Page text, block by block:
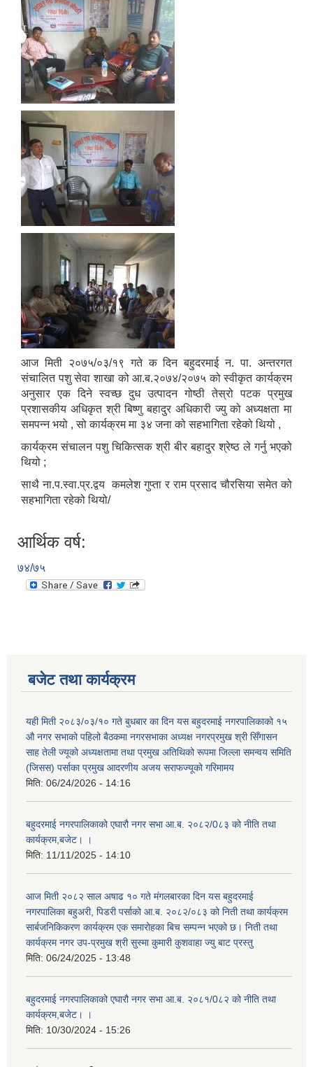
आज मिती २०७५/०३/१९ गते क दिन बहुदरमाई न. पा. अन्तरगत
संचालित पशु सेवा शाखा को आ.ब.२०७४/२०७५ को स्वीकृत कार्यक्रम
अनुसार एक दिने स्वच्छ दुध उत्पादन गोष्ठी तेस्रो पटक प्रमुख
प्रशासकीय अधिकृत श्री बिष्णु बहादुर अधिकारी ज्यु को अध्यक्षता मा
समपन्न भयो , सो कार्यक्रम मा ३४ जना को सहभागिता रहेको थियो ,
कार्यक्रम संचालन पशु चिकित्सक श्री बीर बहादुर श्रेष्ठ ले गर्नु भएको
थियो ;
साथै ना.प.स्वा.प्र.द्वय कमलेश गुप्ता र राम प्रसाद चौरसिया समेत को
सहभागिता रहेको थियो/
आर्थिक वर्ष:
७४/७५
बजेट तथा कार्यक्रम
यही मिती २०८३/०३/१० गते बुधबार का दिन यस बहुदरमाई नगरपालिकाको १५
औ नगर सभाको पहिलो बैठकमा नगरसभाका अध्यक्ष नगरप्रमुख श्री सिँगासन
साह तेली ज्यूको अध्यक्षतामा तथा प्रमुख अतिथिको रूपमा जिल्ला समन्वय समिति
(जिसस) पर्साका प्रमुख आदरणीय अजय सराफज्यूको गरिमामय
मिति: 06/24/2026 - 14:16
बहुदरमाई नगरपालिकाको एघारौ नगर सभा आ.ब. २०८२/0८३ को नीति तथा
कार्यक्रम,बजेट। ।
मिति: 11/11/2025 - 14:10
आज मिती २०८२ साल अषाढ १० गते मंगलबारका दिन यस बहुदरमाई
नगरपालिका बहुअरी, पिडरी पर्साको आ.ब. २०८२/०८३ को निती तथा कार्यक्रम
सार्बजनिकिकरण कार्यक्रम एक समारोहका बिच सम्पन्न भएको छ। निती तथा
कार्यक्रम नगर उप-प्रमुख श्री सुस्मा कुमारी कुशवाहा ज्यु बाट प्रस्तु
मिति: 06/24/2025 - 13:48
बहुदरमाई नगरपालिकाको एघारौ नगर सभा आ.ब. २०८१/0८२ को नीति तथा
कार्यक्रम,बजेट। ।
मिति: 10/30/2024 - 15:26